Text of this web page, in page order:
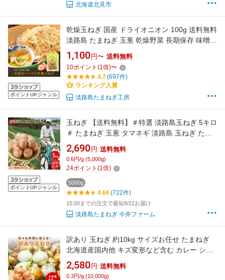
北海道北見市
ポイントUPジャンル
乾燥玉ねぎ 国産 ドライオニオン 100g 送料無料
淡路島 たまねぎ 玉葱 乾燥野菜 長期保存 味噌汁
の具 ドライベジタブル 簡単 災害時 料理 ローリ
ングストック 買い回り ポイント消化 20260801
1,100 円〜 送料無料
10ポイント (1倍)〜
4.7(697件)
ランキング入賞
淡路島たまねぎ工房
ポイントUPジャンル
玉ねぎ 【送料無料】＃特選 淡路島玉ねぎ 5キロ
＃ たまねぎ 玉葱 タマネギ 淡路島 玉ねぎ たま
ねぎ葱 玉ねぎ
2,690 円 送料無料
0.6円/g (5,000g)
24ポイント (1倍)
5000g
4.66(722件)
15:00までの注文で最短8/22お届け
淡路島たまねぎ 今井ファーム
訳あり 玉ねぎ 約10kg サイズお任せ たまねぎ
北海道産国内他 キズ変形など含む カレー シチ
ュー バーベキュー タマネギ 野菜 オニオン オニ
オンスープ
2,580 円 送料無料
0.3円/g (10,000g)